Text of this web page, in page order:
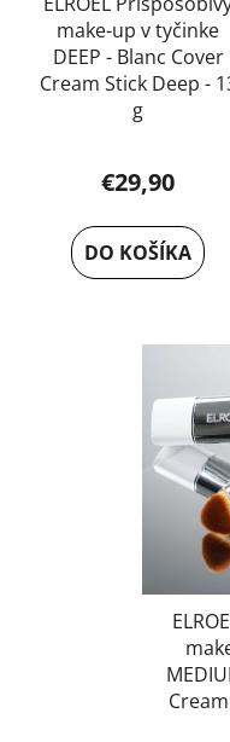
make-up v tyčinke
DEEP - Blanc Cover
Cream Stick Deep -
g
€29,90
DO KOŠÍKA